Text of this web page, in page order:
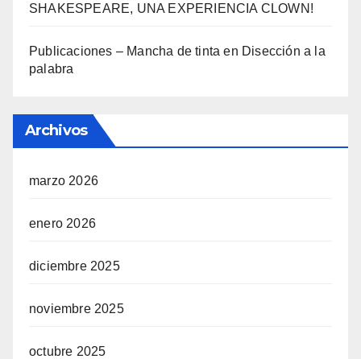
SHAKESPEARE, UNA EXPERIENCIA CLOWN!
Publicaciones – Mancha de tinta en Disección a la
palabra
Archivos
marzo 2026
enero 2026
diciembre 2025
noviembre 2025
octubre 2025